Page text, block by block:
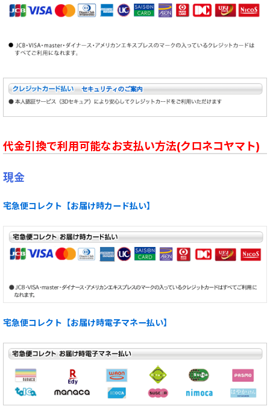
代金引換で利用可能なお支払い方法(クロネコヤマト)
現金
宅急便コレクト【お届け時カード払い】
宅急便コレクト【お届け時電子マネー払い】